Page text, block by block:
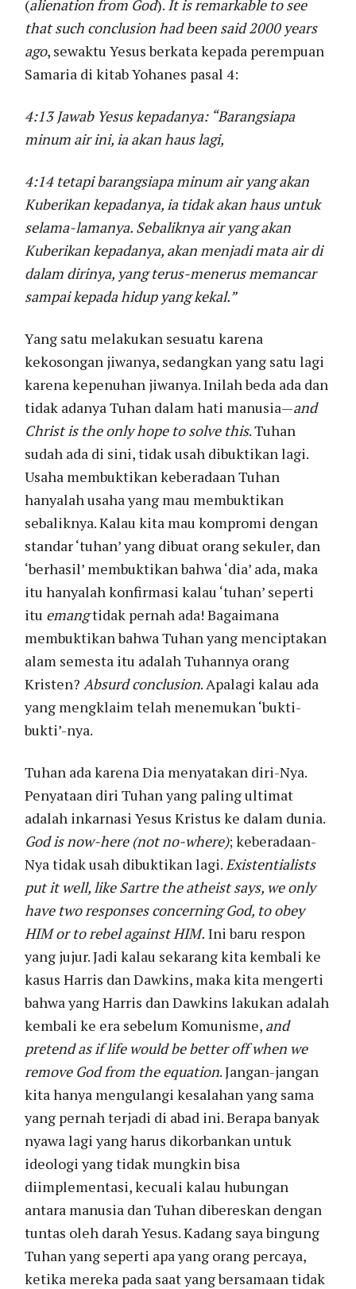
(alienation from God). It is remarkable to see
that such conclusion had been said 2000 years
ago, sewaktu Yesus berkata kepada perempuan
Samaria di kitab Yohanes pasal 4:
4:13 Jawab Yesus kepadanya: “Barangsiapa
minum air ini, ia akan haus lagi,
4:14 tetapi barangsiapa minum air yang akan
Kuberikan kepadanya, ia tidak akan haus untuk
selama-lamanya. Sebaliknya air yang akan
Kuberikan kepadanya, akan menjadi mata air di
dalam dirinya, yang terus-menerus memancar
sampai kepada hidup yang kekal.”
Yang satu melakukan sesuatu karena
kekosongan jiwanya, sedangkan yang satu lagi
karena kepenuhan jiwanya. Inilah beda ada dan
tidak adanya Tuhan dalam hati manusia—and
Christ is the only hope to solve this. Tuhan
sudah ada di sini, tidak usah dibuktikan lagi.
Usaha membuktikan keberadaan Tuhan
hanyalah usaha yang mau membuktikan
sebaliknya. Kalau kita mau kompromi dengan
standar ‘tuhan’ yang dibuat orang sekuler, dan
‘berhasil’ membuktikan bahwa ‘dia’ ada, maka
itu hanyalah konfirmasi kalau ‘tuhan’ seperti
itu emangtidak pernah ada! Bagaimana
membuktikan bahwa Tuhan yang menciptakan
alam semesta itu adalah Tuhannya orang
Kristen?Absurd conclusion. Apalagi kalau ada
yang mengklaim telah menemukan ‘bukti-
bukti’-nya.
Tuhan ada karena Dia menyatakan diri-Nya.
Penyataan diri Tuhan yang paling ultimat
adalah inkarnasi Yesus Kristus ke dalam dunia.
God is now-here (not no-where); keberadaan-
Nya tidak usah dibuktikan lagi.Existentialists
put it well, like Sartre the atheist says, we only
have two responses concerning God, to obey
HIM or to rebel against HIM. Ini baru respon
yang jujur. Jadi kalau sekarang kita kembali ke
kasus Harris dan Dawkins, maka kita mengerti
bahwa yang Harris dan Dawkins lakukan adalah
kembali ke era sebelum Komunisme, and
pretend as if life would be better off when we
remove God from the equation. Jangan-jangan
kita hanya mengulangi kesalahan yang sama
yang pernah terjadi di abad ini. Berapa banyak
nyawa lagi yang harus dikorbankan untuk
ideologi yang tidak mungkin bisa
diimplementasi, kecuali kalau hubungan
antara manusia dan Tuhan dibereskan dengan
tuntas oleh darah Yesus. Kadang saya bingung
Tuhan yang seperti apa yang orang percaya,
ketika mereka pada saat yang bersamaan tidak